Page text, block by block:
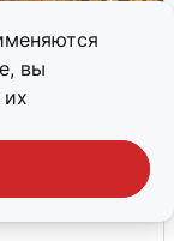
вы
их